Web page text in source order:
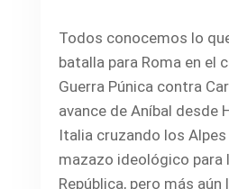
Todos conocemos lo
batalla para Roma en el
Guerra Púnica contra
avance de Aníbal desde
Italia cruzando los Alpes
mazazo ideológico para
República, pero más aún